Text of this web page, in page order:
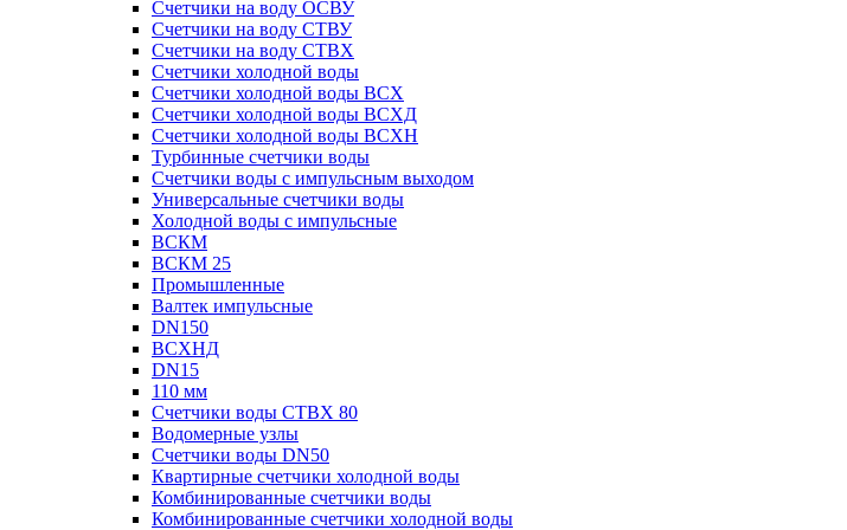
Счетчики на воду ОСВУ
Счетчики на воду СТВУ
Счетчики на воду СТВХ
Счетчики холодной воды
Счетчики холодной воды ВСХ
Счетчики холодной воды ВСХД
Счетчики холодной воды ВСХН
Турбинные счетчики воды
Счетчики воды с импульсным выходом
Универсальные счетчики воды
Холодной воды с импульсные
ВСКМ
ВСКМ 25
Промышленные
Валтек импульсные
DN150
ВСХНД
DN15
110 мм
Счетчики воды СТВХ 80
Водомерные узлы
Счетчики воды DN50
Квартирные счетчики холодной воды
Комбинированные счетчики воды
Комбинированные счетчики холодной воды